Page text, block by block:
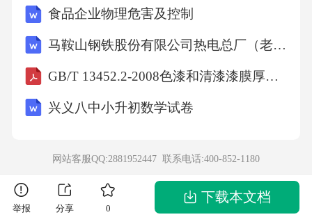
食品企业物理危害及控制
马鞍山钢铁股份有限公司热电总厂（老区）煤粉锅炉掺烧工业污泥改造项目环境影响报告书
GB/T 13452.2-2008色漆和清漆漆膜厚度的测定
兴义八中小升初数学试卷
网站客服QQ:2881952447 联系电话:400-852-1180
举报 分享 0
下载本文档